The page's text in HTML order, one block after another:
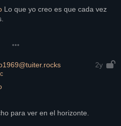
Lo que yo creo es que cada vez
2y
para ver en el horizonte.